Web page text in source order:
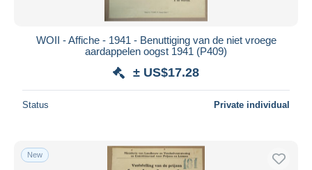
Bancontact
iDeal
Seller's residence
WOII - Affiche - 1941 - Benuttiging van de niet vroege
aardappelen oogst 1941 (P409)
± US$17.28
Status Private individual
New